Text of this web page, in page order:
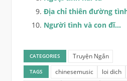
Địa chỉ thiên đường
Người tình và con đĩ…
CATEGORIES Truyện Ngắn
TAGS chinesemusic loi dich